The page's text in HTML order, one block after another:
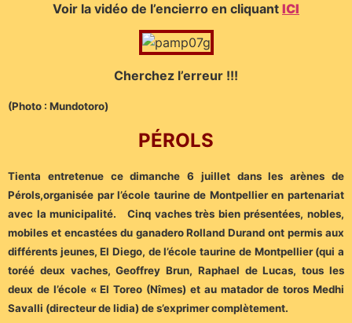
Voir la vidéo de l’encierro en cliquant ICI
Cherchez l’erreur !!!
(Photo : Mundotoro)
PÉROLS
Tienta entretenue ce dimanche 6 juillet dans les arènes de
Pérols,organisée par l’école taurine de Montpellier en partenariat
avec la municipalité. Cinq vaches très bien présentées, nobles,
mobiles et encastées du ganadero Rolland Durand ont permis aux
différents jeunes, El Diego, de l’école taurine de Montpellier (qui a
toréé deux vaches, Geoffrey Brun, Raphael de Lucas, tous les
deux de l’école « El Toreo (Nîmes) et au matador de toros Medhi
Savalli (directeur de lidia) de s’exprimer complètement.